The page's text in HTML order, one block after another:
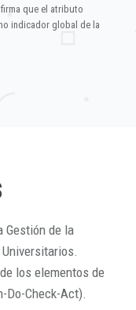
que el atributo
indicador global de la
Gestión de la
los elementos de
Do-Check-Act).